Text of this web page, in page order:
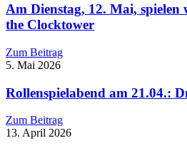
Am Dienstag, 12. Mai,
the Clocktower
Zum Beitrag
5. Mai 2026
Rollenspielabend am 21.04.:
Zum Beitrag
13. April 2026